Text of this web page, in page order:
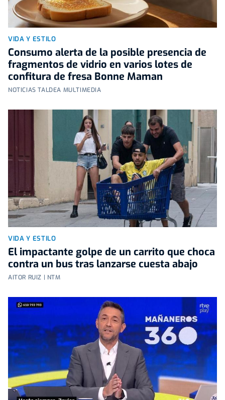
VIDA Y ESTILO
Consumo alerta de la posible presencia de
fragmentos de vidrio en varios lotes de
confitura de fresa Bonne Maman
NOTICIAS TALDEA MULTIMEDIA
VIDA Y ESTILO
El impactante golpe de un carrito que choca
contra un bus tras lanzarse cuesta abajo
AITOR RUIZ | NTM